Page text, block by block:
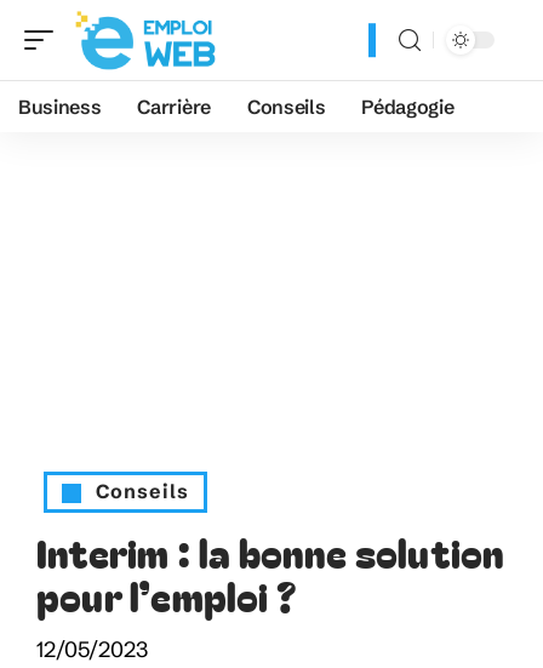
Business Carrière Conseils Pédagogie
Conseils
Interim : la bonne solution
pour l’emploi ?
12/05/2023